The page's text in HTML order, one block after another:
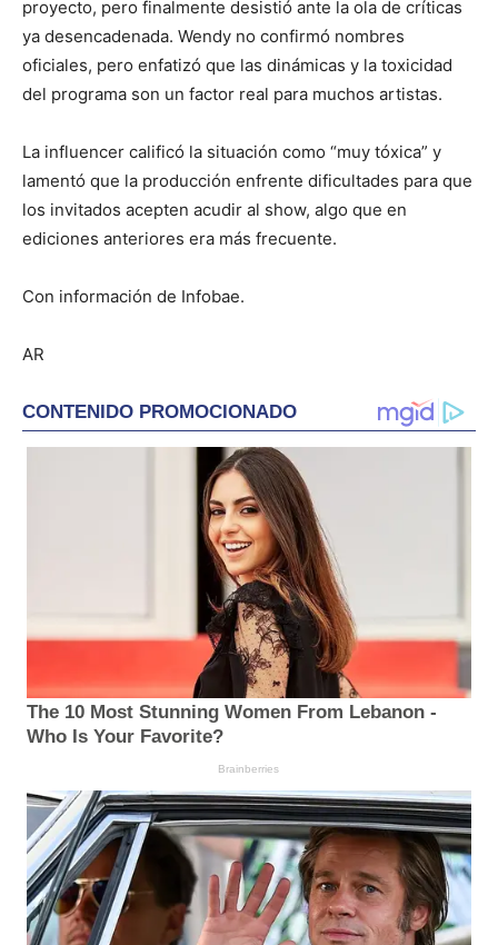
proyecto, pero finalmente desistió ante la ola de críticas
ya desencadenada. Wendy no confirmó nombres
oficiales, pero enfatizó que las dinámicas y la toxicidad
del programa son un factor real para muchos artistas.
La influencer calificó la situación como “muy tóxica” y
lamentó que la producción enfrente dificultades para que
los invitados acepten acudir al show, algo que en
ediciones anteriores era más frecuente.
Con información de Infobae.
AR